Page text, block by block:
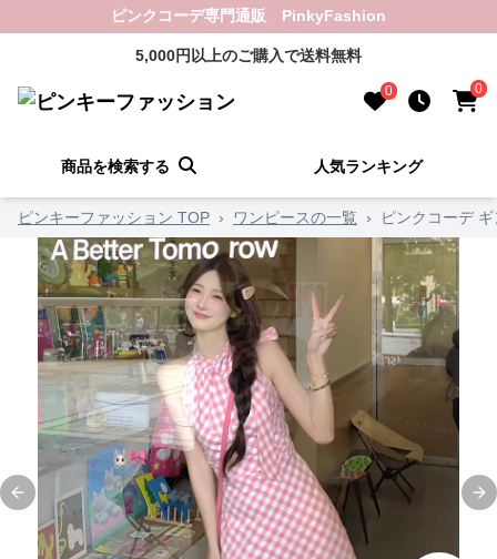
ピンクコーデ専門通販 PinkyFashion
5,000円以上のご購入で送料無料
0 0
商品を検索する 人気ランキング
ピンキーファッション TOP › ワンピースの一覧 › ピンクコーデ
Previous slide